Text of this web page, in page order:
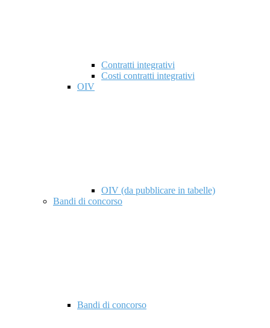
Contratti integrativi
Costi contratti integrativi
OIV
OIV (da pubblicare in tabelle)
Bandi di concorso
Bandi di concorso